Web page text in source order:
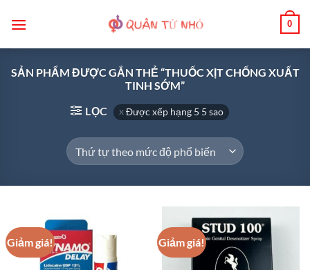
qua
0
SẢN PHẨM ĐƯỢC GẮN THẺ “THUỐC XỊT CHỐNG XUẤT
TINH SỚM”
LỌC
Được xếp hạng 5 5 sao
Giảm giá! Giảm giá!